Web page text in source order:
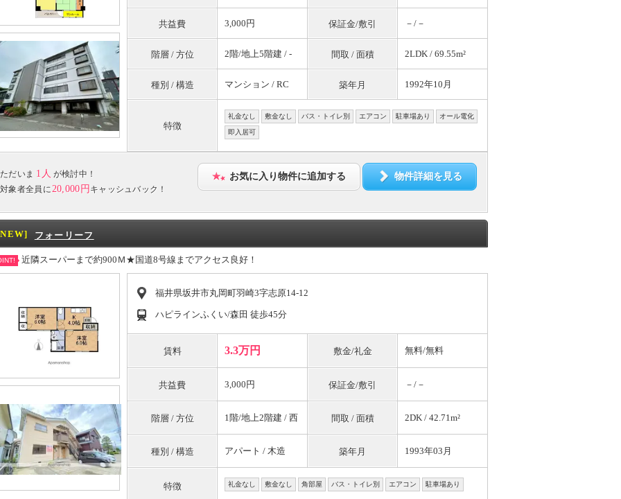
共益費 3,000円 保証金/敷引 －/－
階層 / 方位 2階/地上5階建 / - 間取 / 面積 2LDK / 69.55m²
種別 / 構造 マンション / RC 築年月 1992年10月
特徴
礼金なし 敷金なし バス・トイレ別 エアコン 駐車場あり オール電化
即入居可
ただいま 1人 が検討中！
対象者全員に 20,000円 キャッシュバック！
お気に入り物件に追加する 物件詳細を見る
フォーリーフ
近隣スーパーまで約900Ｍ★国道8号線までアクセス良好！
福井県坂井市丸岡町羽崎3字志原14-12
ハピラインふくい/森田 徒歩45分
賃料 3.3万円 敷金/礼金 無料/無料
共益費 3,000円 保証金/敷引 －/－
階層 / 方位 1階/地上2階建 / 西 間取 / 面積 2DK / 42.71m²
種別 / 構造 アパート / 木造 築年月 1993年03月
特徴 礼金なし 敷金なし 角部屋 バス・トイレ別 エアコン 駐車場あり